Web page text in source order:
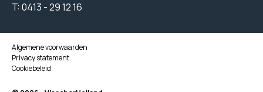
T:0413 - 29 12 16
Algemene voorwaarden
Privacy statement
Cookiebeleid